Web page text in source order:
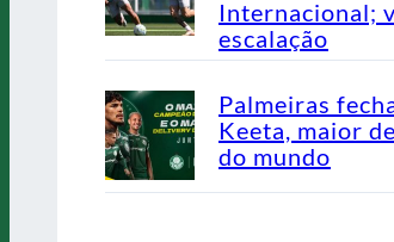
Internacional;
escalação
Palmeiras
Keeta, maior
do mundo